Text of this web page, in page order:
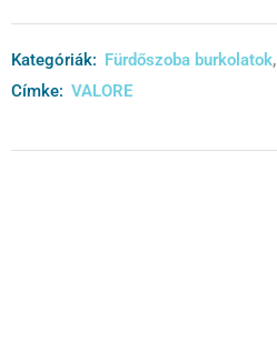
Kategóriák: Fürdőszoba burkolatok,
Címke: VALORE